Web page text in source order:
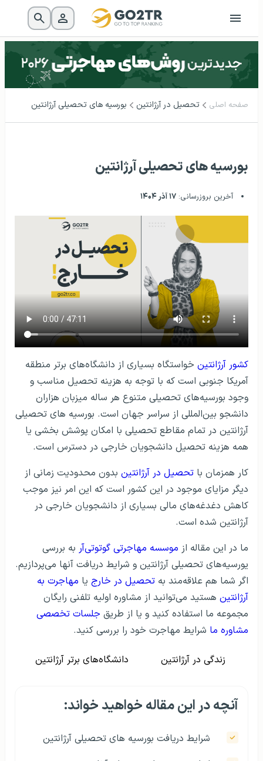
صفحه اصلی تحصیل در آرژانتین بورسیه‌ های تحصیلی آرژانتین
بورسیه‌ های تحصیلی آرژانتین
آخرین بروزرسانی: ۱۷ آذر ۱۴۰۴
کشور آرژانتین خواستگاه بسیاری از دانشگاه‌های برتر منطقه
آمریکا جنوبی است که با توجه به هزینه تحصیل مناسب و
وجود بورسیه‌های تحصیلی متنوع هر ساله میزبان هزاران
دانشجو بین‌المللی از سراسر جهان است. بورسیه‌ های تحصیلی
آرژانتین در تمام مقاطع تحصیلی با امکان پوشش بخشی یا
همه هزینه تحصیل دانشجویان خارجی در دسترس است.
کار همزمان با تحصیل در آرژانتین بدون محدودیت زمانی از
دیگر مزایای موجود در این کشور است که این امر نیز موجب
کاهش دغدغه‌های مالی بسیاری از دانشجویان خارجی در
آرژانتین شده است.
ما در این مقاله از موسسه مهاجرتی گوتوتی‌آر به بررسی
یورسیه‌های تحصیلی آرژانتین و شرایط دریافت آنها می‌پردازیم.
اگر شما هم علاقه‌مند به تحصیل در خارج یا مهاجرت به
آرژانتین هستید می‌توانید از مشاوره اولیه تلفنی رایگان
مجموعه ما استفاده کنید و یا از طریق جلسات تخصصی
مشاوره ما شرایط مهاجرت خود را بررسی کنید.
زندگی در آرژانتین دانشگاه‌های برتر آرژانتین
آنچه در این مقاله خواهید خواند:
شرایط دریافت بورسیه‌ های تحصیلی آرژانتین